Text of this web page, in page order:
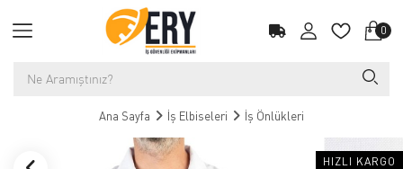
0
Ana Sayfa İş Elbiseleri İş Önlükleri
HIZLI KARGO